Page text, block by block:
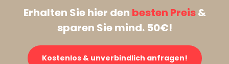
Erhalten Sie hier den besten Preis&
sparen Sie mind. 50€!
Kostenlos & unverbindlich anfragen!